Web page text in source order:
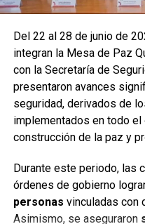
Del 22 al 28 de junio de
integran la Mesa de Paz
con la Secretaría de
presentaron avances
seguridad, derivados de
implementados en todo
construcción de la paz y
Durante este periodo, las
órdenes de gobierno
personas vinculadas con
Asimismo, se aseguraron